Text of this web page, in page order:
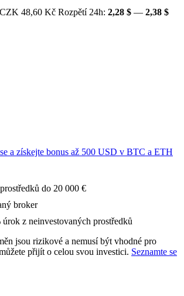
CZK 48,60 Kč Rozpětí 24h: 2,28 $ — 2,38 $
a získejte bonus až 500 USD v BTC a ETH
do 20 000 €
broker
z neinvestovaných prostředků
jsou rizikové a nemusí být vhodné pro
přijít o celou svou investici. Seznamte se